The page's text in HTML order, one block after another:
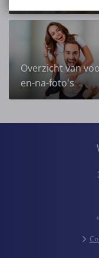
Overzicht van
en-na-foto's